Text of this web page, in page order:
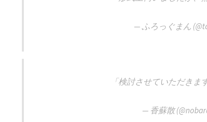
— ふろっぐまん
「検討させていただきま
— 香蘇散